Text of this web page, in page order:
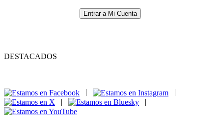
Entrar a Mi Cuenta
DESTACADOS
|
|